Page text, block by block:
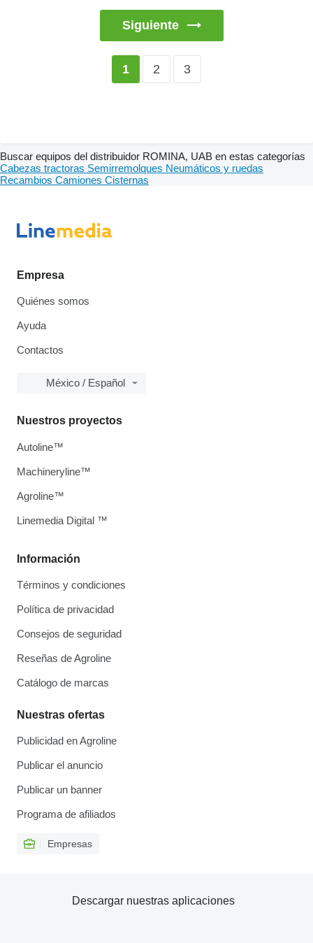
Siguiente
1 2 3
Buscar equipos del distribuidor ROMINA, UAB en estas categorías
Cabezas tractoras Semirremolques Neumáticos y ruedas
Recambios Camiones Cisternas
Empresa
Quiénes somos
Ayuda
Contactos
México / Español
Información
Términos y condiciones
Política de privacidad
Consejos de seguridad
Reseñas de Agroline
Catálogo de marcas
Nuestras ofertas
Publicidad en Agroline
Publicar el anuncio
Publicar un banner
Programa de afiliados
Empresas
Nuestros proyectos
Autoline™
Machineryline™
Agroline™
Linemedia Digital ™
Descargar nuestras aplicaciones